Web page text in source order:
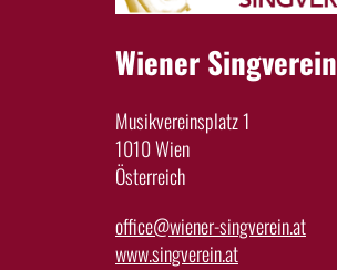
Wiener Singverein
Musikvereinsplatz 1
1010 Wien
Österreich
office@wiener-singverein.at
www.singverein.at